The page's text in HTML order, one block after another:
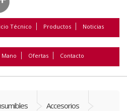
Técnico Productos Noticias
Mano Ofertas Contacto
Accesorios